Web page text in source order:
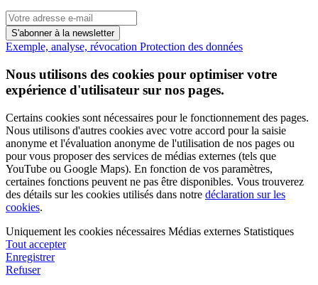
S'abonner à la newsletter
Exemple, analyse, révocation Protection des données
Nous utilisons des cookies pour optimiser votre
expérience d'utilisateur sur nos pages.
Certains cookies sont nécessaires pour le fonctionnement des pages.
Nous utilisons d'autres cookies avec votre accord pour la saisie
anonyme et l'évaluation anonyme de l'utilisation de nos pages ou
pour vous proposer des services de médias externes (tels que
YouTube ou Google Maps). En fonction de vos paramètres,
certaines fonctions peuvent ne pas être disponibles. Vous trouverez
des détails sur les cookies utilisés dans notre déclaration sur les
cookies.
Uniquement les cookies nécessaires Médias externes Statistiques
Tout accepter
Enregistrer
Refuser